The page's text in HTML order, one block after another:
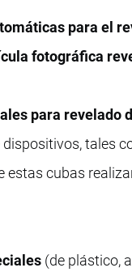
para el
fotográfica
para revelado
dispositivos, tales
estas cubas
(de plástico,